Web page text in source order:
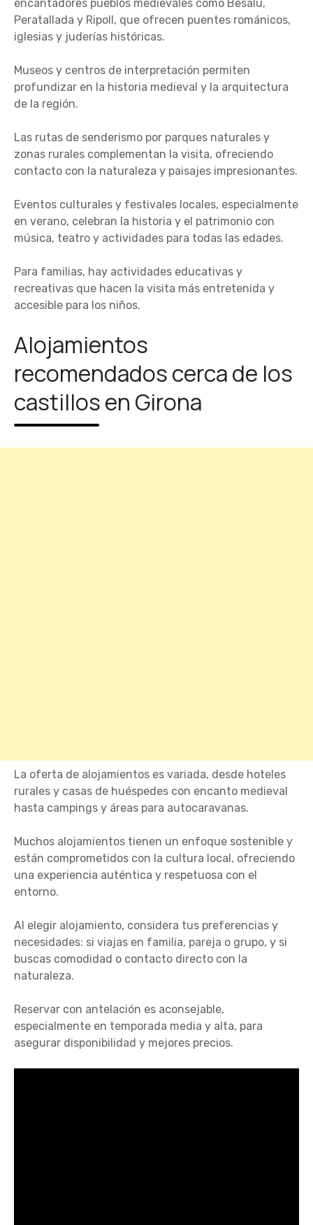
encantadores pueblos medievales como Besalú,
Peratallada y Ripoll, que ofrecen puentes románicos,
iglesias y juderías históricas.
Museos y centros de interpretación permiten
profundizar en la historia medieval y la arquitectura
de la región.
Las rutas de senderismo por parques naturales y
zonas rurales complementan la visita, ofreciendo
contacto con la naturaleza y paisajes impresionantes.
Eventos culturales y festivales locales, especialmente
en verano, celebran la historia y el patrimonio con
música, teatro y actividades para todas las edades.
Para familias, hay actividades educativas y
recreativas que hacen la visita más entretenida y
accesible para los niños.
Alojamientos
recomendados cerca de los
castillos en Girona
La oferta de alojamientos es variada, desde hoteles
rurales y casas de huéspedes con encanto medieval
hasta campings y áreas para autocaravanas.
Muchos alojamientos tienen un enfoque sostenible y
están comprometidos con la cultura local, ofreciendo
una experiencia auténtica y respetuosa con el
entorno.
Al elegir alojamiento, considera tus preferencias y
necesidades: si viajas en familia, pareja o grupo, y si
buscas comodidad o contacto directo con la
naturaleza.
Reservar con antelación es aconsejable,
especialmente en temporada media y alta, para
asegurar disponibilidad y mejores precios.